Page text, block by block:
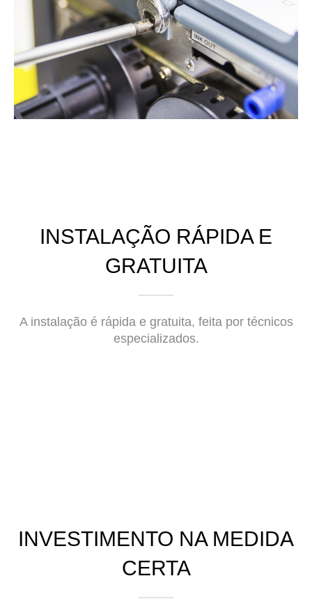
INSTALAÇÃO RÁPIDA E
GRATUITA
A instalação é rápida e gratuita, feita por técnicos
especializados.
INVESTIMENTO NA MEDIDA
CERTA